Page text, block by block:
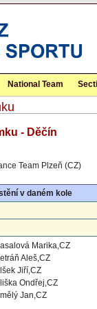
National Team
- Děčín
Team Plzeň (CZ)
v daném kole
Marika,CZ
Aleš,CZ
Jiří,CZ
Ondřej,CZ
Jan,CZ